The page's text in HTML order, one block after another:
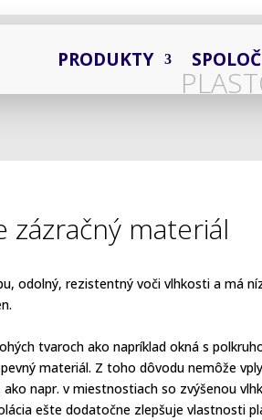
PRODUKTY
zázračný materiál
odolný, rezistentný voči vlhkosti a má
tvaroch ako napríklad okná s
materiál. Z toho dôvodu nemôže
napr. v miestnostiach so zvýšenou
ešte dodatočne zlepšuje vlastnosti